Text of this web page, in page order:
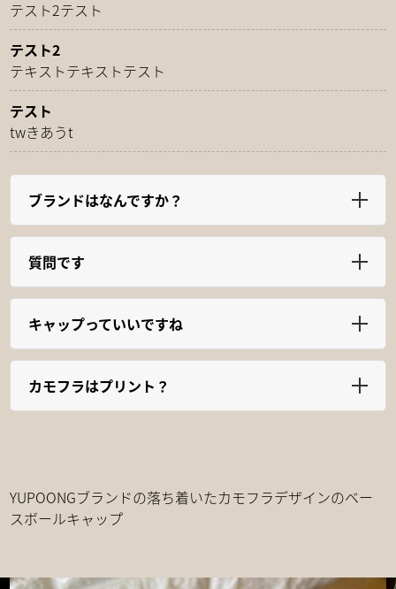
テスト2テスト
テスト2
テキストテキストテスト
テスト
twきあうt
ブランドはなんですか？
質問です
キャップっていいですね
カモフラはプリント？
YUPOONGブランドの落ち着いたカモフラデザインのベー
スボールキャップ